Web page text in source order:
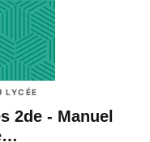
LYCÉE
2de - Manuel